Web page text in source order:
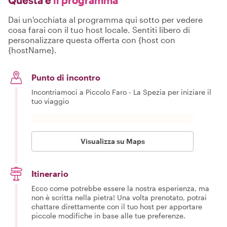
Dai un'occhiata al programma qui sotto per vedere
cosa farai con il tuo host locale. Sentiti libero di
personalizzare questa offerta con {host con
{hostName}.
Punto di incontro
Incontriamoci a Piccolo Faro - La Spezia per iniziare il
tuo viaggio
Visualizza su Maps
Itinerario
Ecco come potrebbe essere la nostra esperienza, ma
non è scritta nella pietra! Una volta prenotato, potrai
chattare direttamente con il tuo host per apportare
piccole modifiche in base alle tue preferenze.